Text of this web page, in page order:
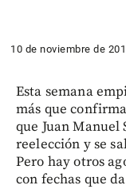
10 de noviembre de
Esta semana
más que
que Juan Manuel
reelección y se
Pero hay otros
con fechas que